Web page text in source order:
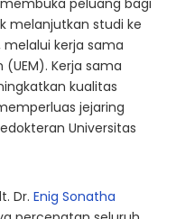
peluang bagi
melanjutkan studi ke
melalui kerja sama
Kerja sama
kualitas
jejaring
Universitas
Dr. Enig Sonatha